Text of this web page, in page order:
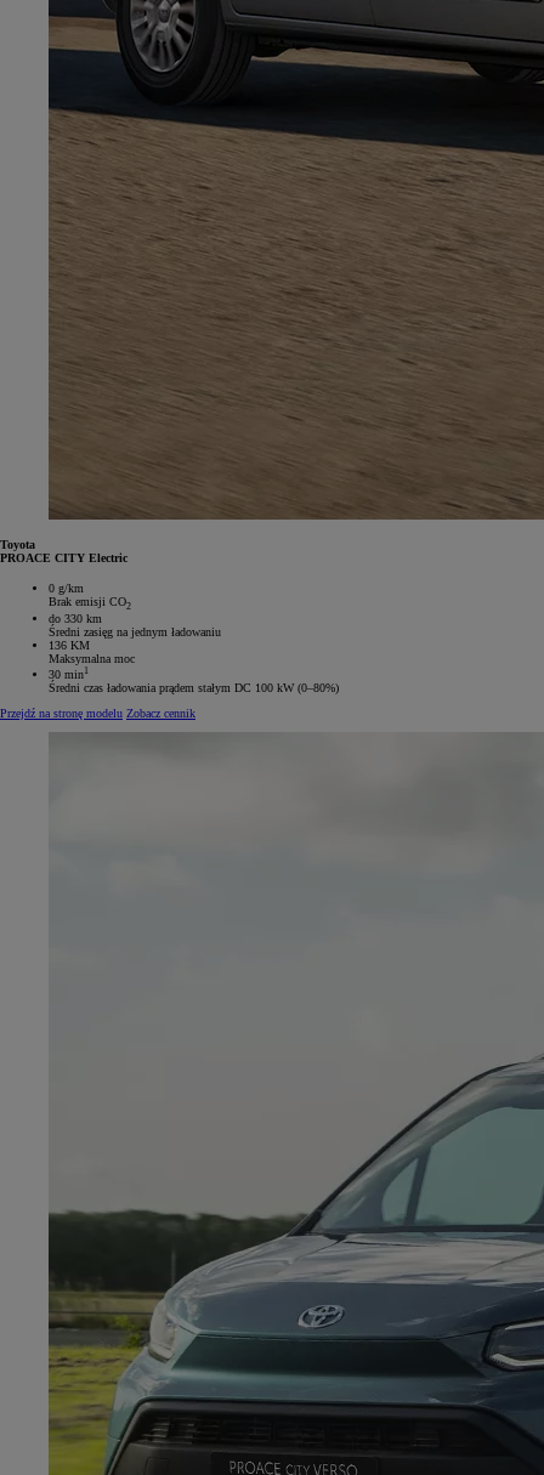
Toyota
PROACE CITY Electric
0 g/km
Brak emisji CO2
do 330 km
Średni zasięg na jednym ładowaniu
136 KM
Maksymalna moc
30 min1
Średni czas ładowania prądem stałym DC 100 kW (0–80%)
Przejdź na stronę modelu Zobacz cennik